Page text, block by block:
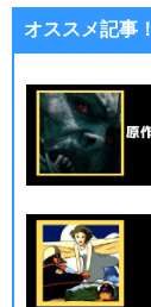
オススメ記事！